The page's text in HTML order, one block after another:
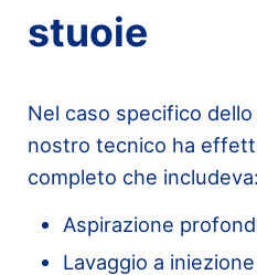
stuoie
Nel caso specifico
nostro tecnico ha
completo che includeva:
Aspirazione
Lavaggio a